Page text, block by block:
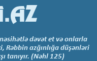
dəvət et və onlarla
Rəbbin azğınlığa düşənləri
tanıyır. (Nəhl 125)